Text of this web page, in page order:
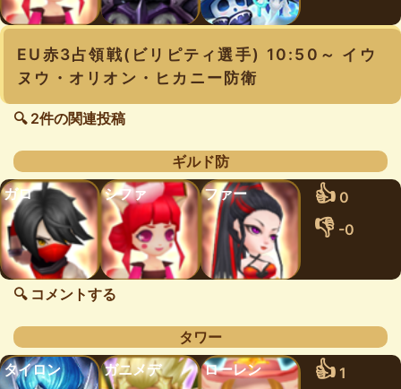
EU赤3占領戦(ビリピティ選手) 10:50～ イウ
ヌウ・オリオン・ヒカニー防衛
🔍 2件の関連投稿
ギルド防
ガロ
シファ ファー 👍 0
👎 -0
🔍 コメントする
タワー
タイロン
ガニメデ ローレン 👍 1